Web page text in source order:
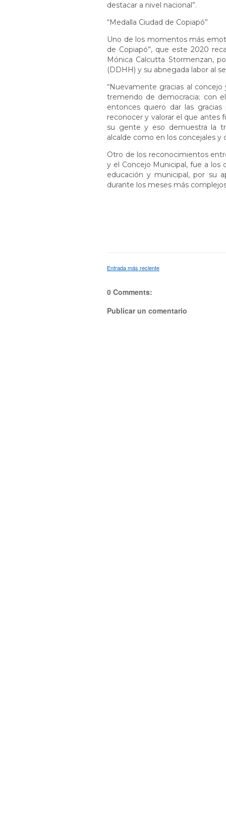
destacar a nivel nacional”.
“Medalla Ciudad de Copiapó”
Uno de los momentos más
de Copiapó”, que este 2020
Mónica Calcutta Stormenzan,
(DDHH) y su abnegada labor al
“Nuevamente gracias al
tremendo de democracia; con
entonces quiero dar las
reconocer y valorar el que antes
su gente y eso demuestra la
alcalde como en los concejales y
Otro de los reconocimientos
y el Concejo Municipal, fue a los
educación y municipal, por su
durante los meses más
Entrada más reciente
0 Comments:
Publicar un comentario